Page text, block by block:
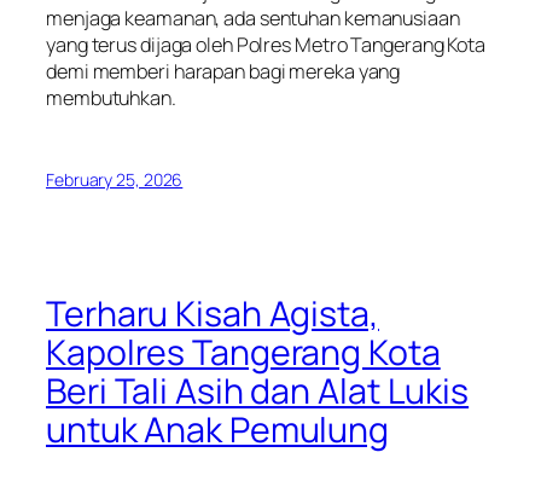
menjaga keamanan, ada sentuhan kemanusiaan
yang terus dijaga oleh Polres Metro Tangerang Kota
demi memberi harapan bagi mereka yang
membutuhkan.
February 25, 2026
Terharu Kisah Agista,
Kapolres Tangerang Kota
Beri Tali Asih dan Alat Lukis
untuk Anak Pemulung